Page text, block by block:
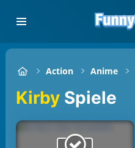
Action Anime
Kirby Spiele